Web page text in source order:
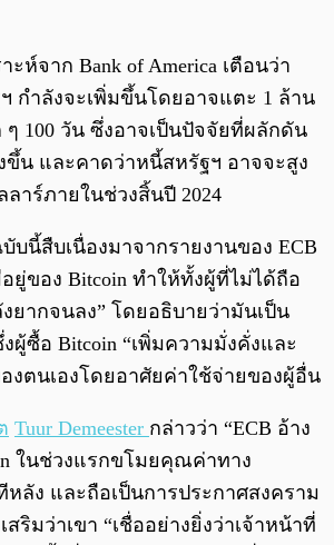
ะห์จาก Bank of America เตือนว่า
กำลังจะเพิ่มขึ้นโดยอาจแตะ 1 ล้าน
100 วัน ซึ่งอาจเป็นปัจจัยที่ผลักดัน
ขึ้น และคาดว่าหนี้สหรัฐฯ อาจจะสูง
าร์ภายในช่วงสิ้นปี 2024
บับนี้สืบเนื่องมาจากรายงานของ ECB
ยู่ของ Bitcoin ทำให้ทั้งผู้ที่ไม่ได้ถือ
ยากจนลง” โดยอธิบายว่ามันเป็น
ซึ่งผู้ซื้อ Bitcoin “เพิ่มความมั่งคั่งและ
งตนเองโดยอาศัยค่าใช้จ่ายของผู้อื่น
Tuur Demeester กล่าวว่า “ECB อ้าง
ในช่วงแรกขโมยคุณค่าทาง
หลัง และถือเป็นการประกาศสงคราม
สริมว่าเขา “เชื่ออย่างยิ่งว่าเจ้าหน้าที่